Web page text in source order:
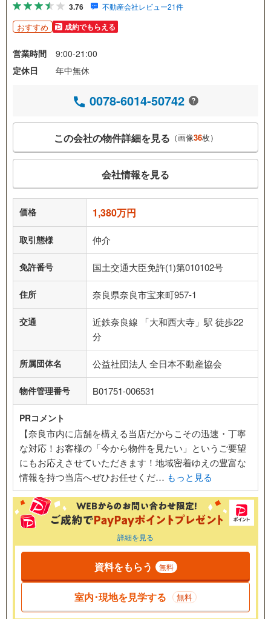
3.76 不動産会社レビュー21件
おすすめ 成約でもらえる
営業時間
9:00-21:00
定休日
年中無休
0078-6014-50742
この会社の物件詳細を見る （画像36枚）
会社情報を見る
価格 1,380万円
取引態様 仲介
免許番号 国土交通大臣免許(1)第010102号
住所 奈良県奈良市宝来町957-1
交通
近鉄奈良線 「大和西大寺」駅 徒歩22
分
所属団体名 公益社団法人 全日本不動産協会
物件管理番号 B01751-006531
PRコメント
【奈良市内に店舗を構える当店だからこその迅速・丁寧
な対応！お客様の「今から物件を見たい」というご要望
にもお応えさせていただきます！地域密着ゆえの豊富な
情報を持つ当店へぜひお任せくだ… もっと見る
詳細を見る
資料をもらう 無料
室内･現地を見学する 無料